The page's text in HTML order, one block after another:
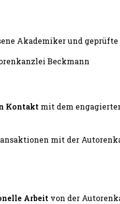
Akademiker und
Kontakt mit dem
Arbeit von der